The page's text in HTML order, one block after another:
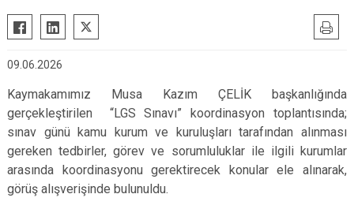
Finike
İbradı
Demre
Kaş
Kemer
Kepez
Konyaaltı
Muratpaşa
09.06.2026
Kaymakamımız Musa Kazım ÇELİK başkanlığında
gerçekleştirilen “LGS Sınavı” koordinasyon toplantısında;
sınav günü kamu kurum ve kuruluşları tarafından alınması
gereken tedbirler, görev ve sorumluluklar ile ilgili kurumlar
arasında koordinasyonu gerektirecek konular ele alınarak,
görüş alışverişinde bulunuldu.